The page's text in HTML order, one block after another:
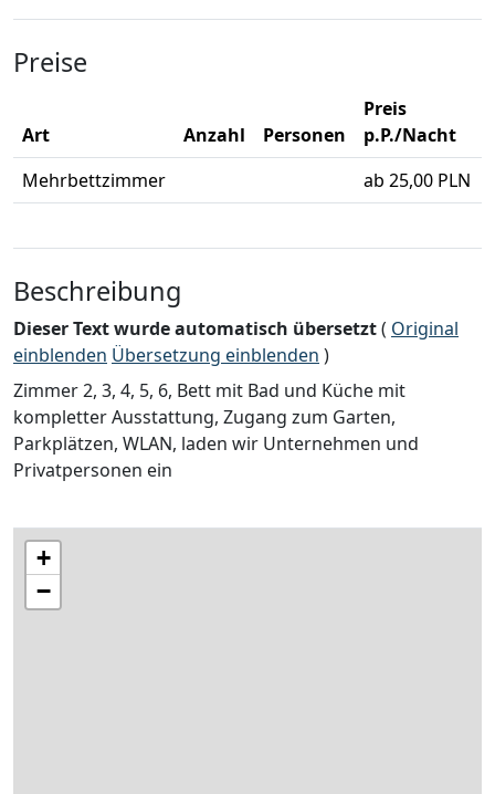
Preise
Art Anzahl Personen
Preis
p.P./Nacht
Mehrbettzimmer
ab 25,00 PLN
Beschreibung
Dieser Text wurde automatisch übersetzt( Original
einblenden Übersetzung einblenden )
Zimmer 2, 3, 4, 5, 6, Bett mit Bad und Küche mit
kompletter Ausstattung, Zugang zum Garten,
Parkplätzen, WLAN, laden wir Unternehmen und
Privatpersonen ein
+
−